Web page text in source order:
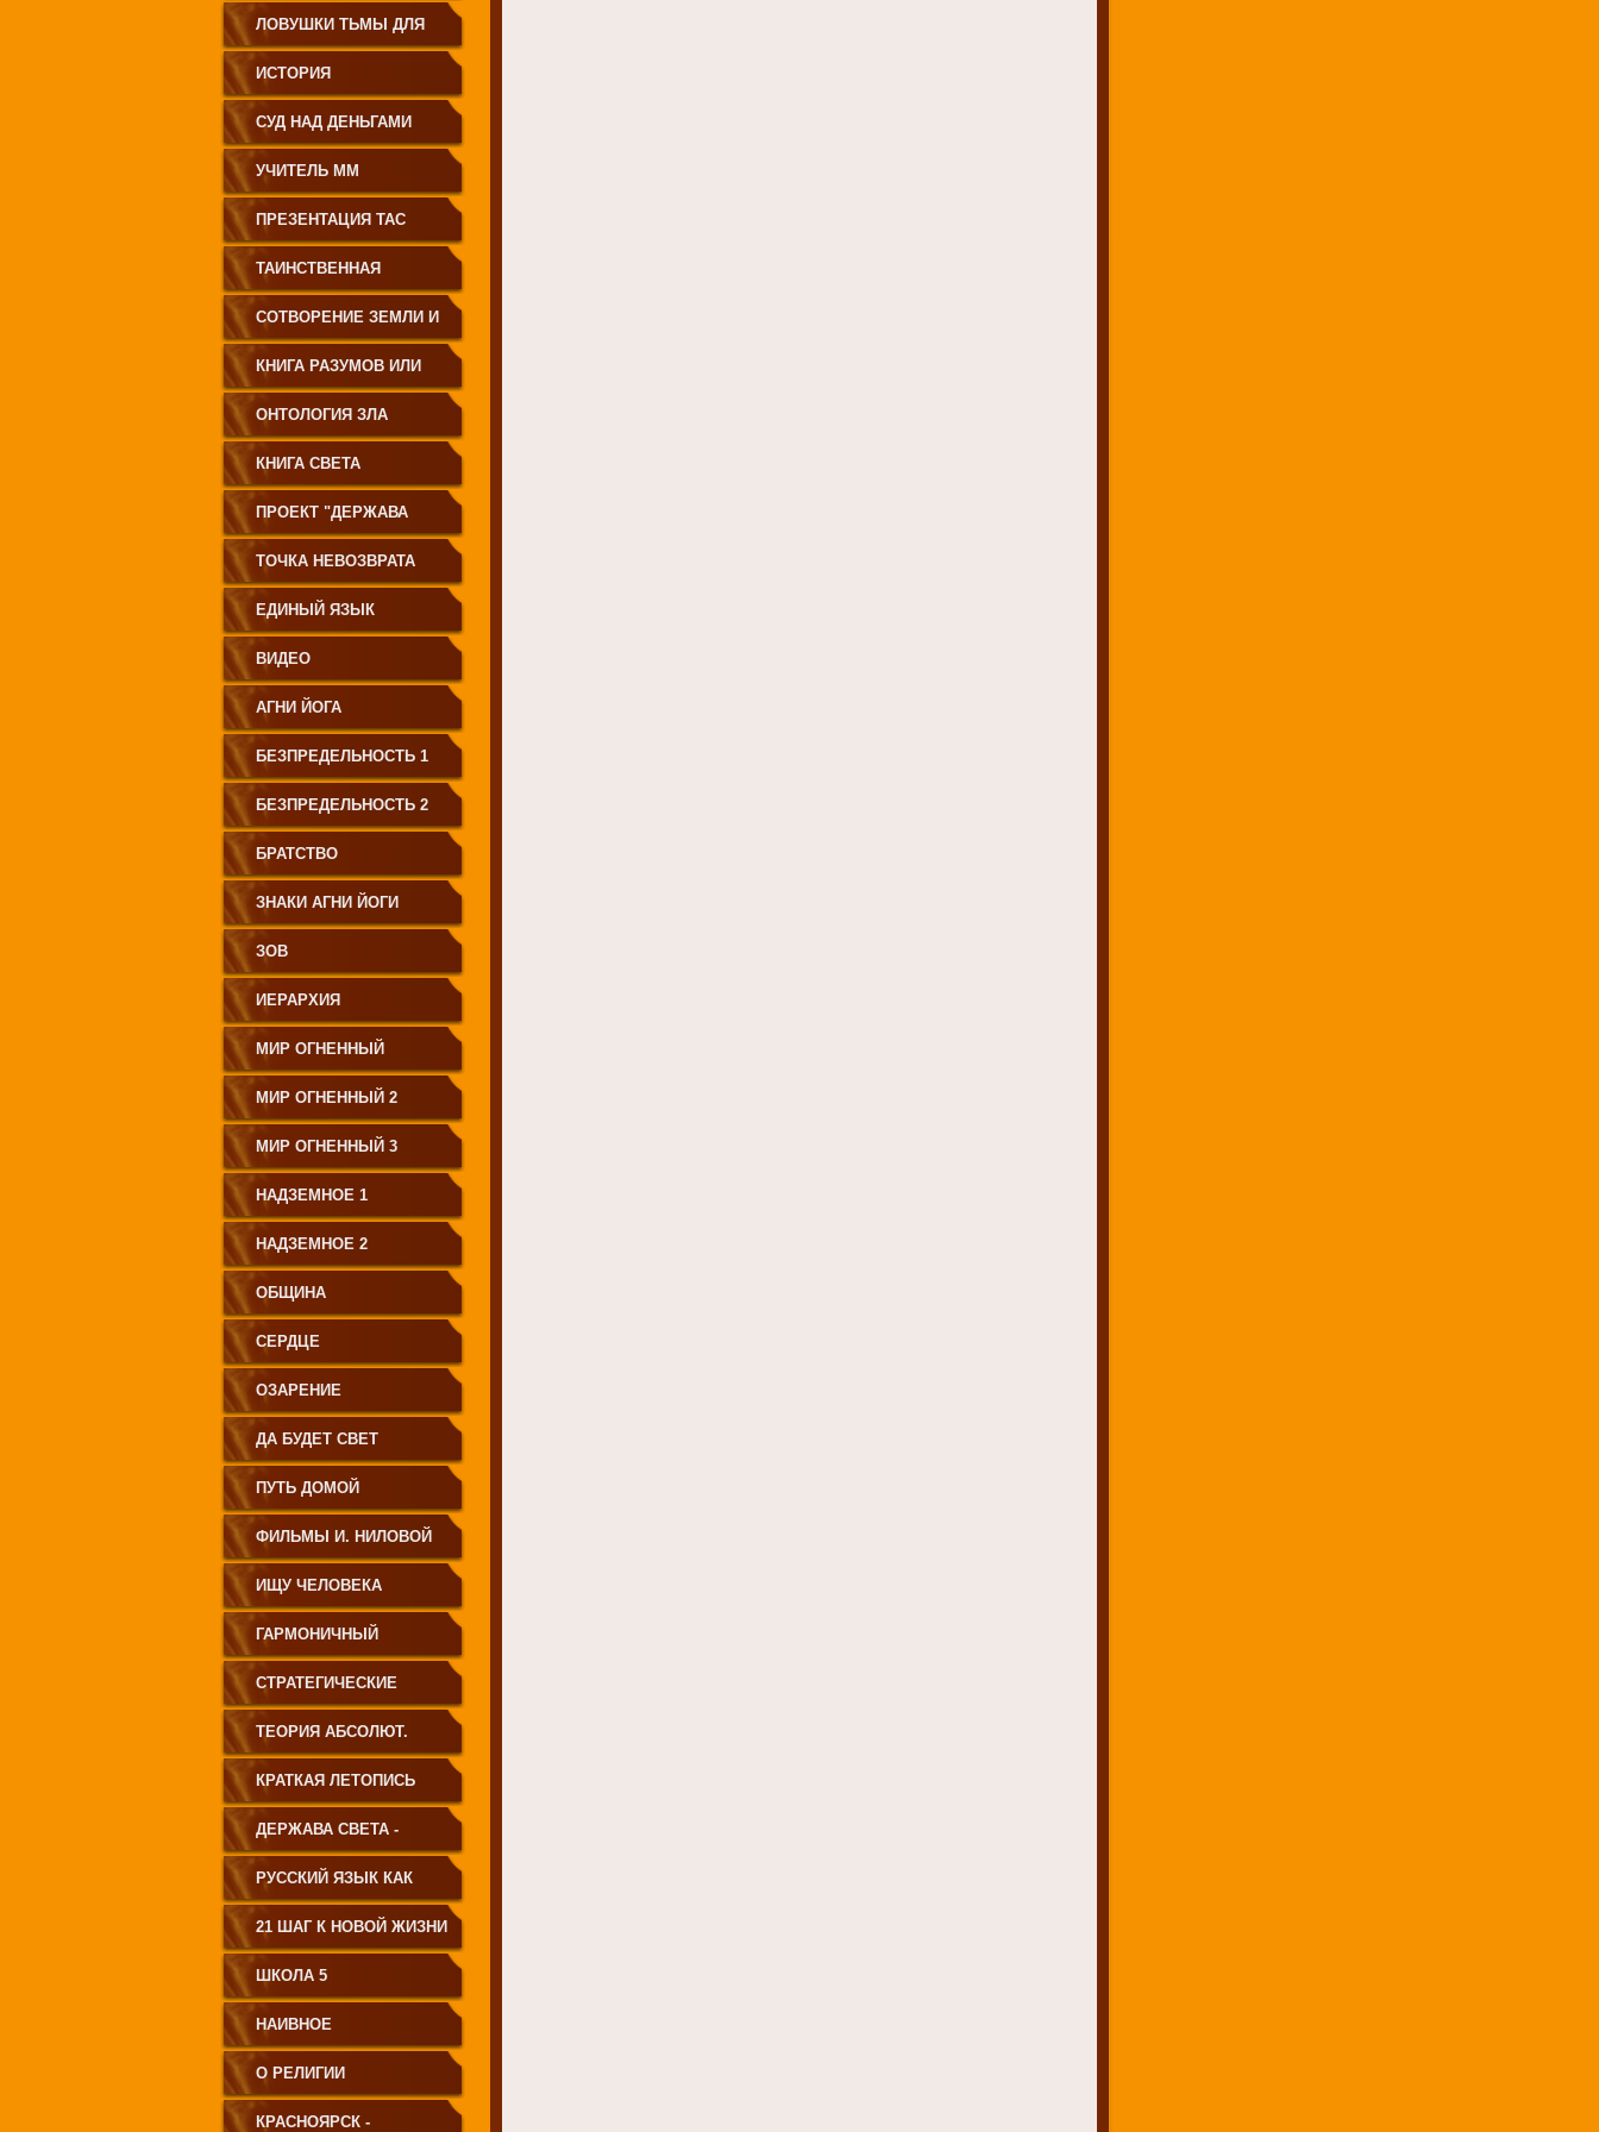
ЗЕМЛЕДЕЛИЕ
ЛОВУШКИ ТЬМЫ ДЛЯ
МОЛОДЁЖИ
ИСТОРИЯ
ПРОИСХОЖДЕНИЯ
РУССКОГО НАРОДА
СУД НАД ДЕНЬГАМИ
УЧИТЕЛЬ ММ
ПРЕЗЕНТАЦИЯ ТАС
ТАИНСТВЕННАЯ
СИБИРЬ
СОТВОРЕНИЕ ЗЕМЛИ И
ЕЁ ЖИТЕЛЕЙ
КНИГА РАЗУМОВ ИЛИ
ПОЛЕЙ
ОНТОЛОГИЯ ЗЛА
КНИГА СВЕТА
ПРОЕКТ "ДЕРЖАВА
СВЕТА"
ТОЧКА НЕВОЗВРАТА
ЕДИНЫЙ ЯЗЫК
ЧЕЛОВЕЧЕСТВА
ВИДЕО
АГНИ ЙОГА
БЕЗПРЕДЕЛЬНОСТЬ 1
БЕЗПРЕДЕЛЬНОСТЬ 2
БРАТСТВО
ЗНАКИ АГНИ ЙОГИ
ЗОВ
ИЕРАРХИЯ
МИР ОГНЕННЫЙ
МИР ОГНЕННЫЙ 2
МИР ОГНЕННЫЙ 3
НАДЗЕМНОЕ 1
НАДЗЕМНОЕ 2
ОБЩИНА
СЕРДЦЕ
ОЗАРЕНИЕ
ДА БУДЕТ СВЕТ
ПУТЬ ДОМОЙ
ФИЛЬМЫ И. НИЛОВОЙ
ИЩУ ЧЕЛОВЕКА
ГАРМОНИЧНЫЙ
ЧЕЛОВЕК
СТРАТЕГИЧЕСКИЕ
ЧЕРТЫ УКЛАДА
ГОСУДАРСТВА
ПРИНЦИПИАЛЬНО
НОВОГО ТИПА
ТЕОРИЯ АБСОЛЮТ.
СВЕТА
КРАТКАЯ ЛЕТОПИСЬ
ЧЕЛОВЕЧЕСТВА
ДЕРЖАВА СВЕТА -
ВЕНЕЦ ЧЕЛОВЕЧЕСТВА
РУССКИЙ ЯЗЫК КАК
ЧАСТЬ МАТРИЦЫ
ТВОРЕНИЯ
21 ШАГ К НОВОЙ ЖИЗНИ
ШКОЛА 5
НАИВНОЕ
СВЕТОПРЕДСТАВЛЕНИЕ
О РЕЛИГИИ
КРАСНОЯРСК -